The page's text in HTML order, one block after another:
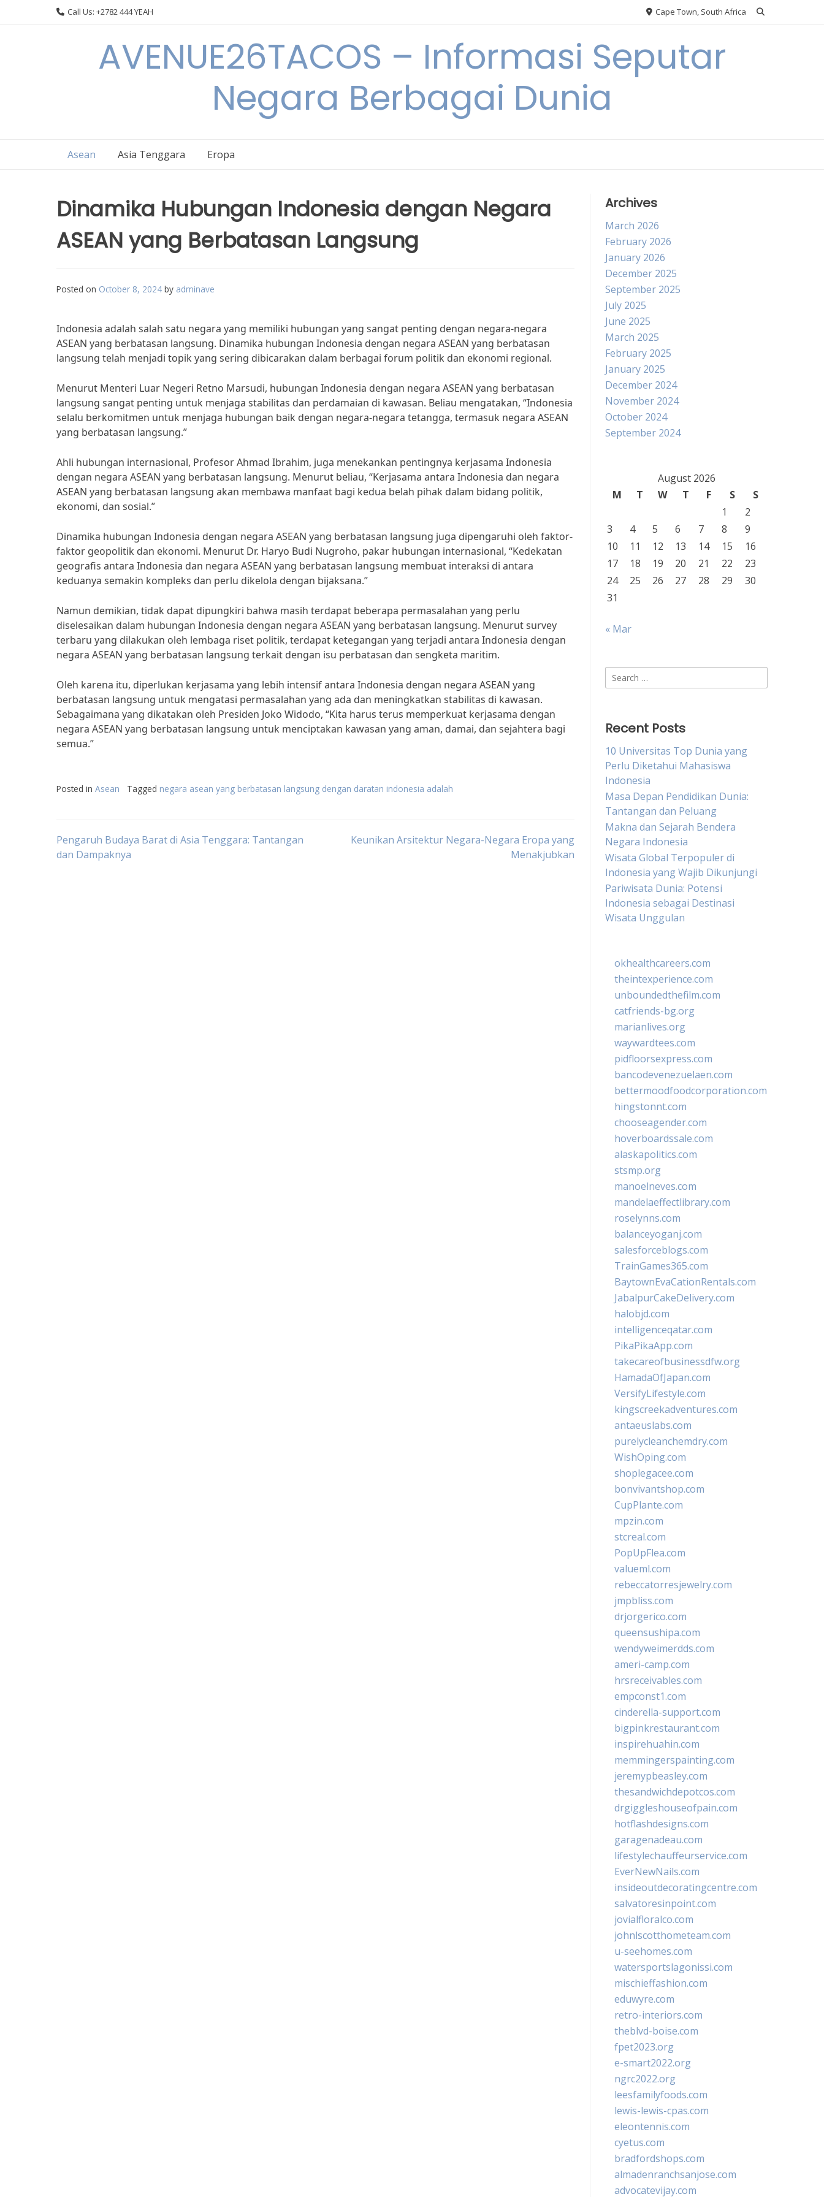
Call Us: +2782 444 YEAH Cape Town, South Africa
AVENUE26TACOS – Informasi Seputar
Negara Berbagai Dunia
Asean Asia Tenggara Eropa
Dinamika Hubungan Indonesia dengan Negara
ASEAN yang Berbatasan Langsung
Posted on October 8, 2024 by adminave
Indonesia adalah salah satu negara yang memiliki hubungan yang sangat penting dengan negara-negara
ASEAN yang berbatasan langsung. Dinamika hubungan Indonesia dengan negara ASEAN yang berbatasan
langsung telah menjadi topik yang sering dibicarakan dalam berbagai forum politik dan ekonomi regional.
Menurut Menteri Luar Negeri Retno Marsudi, hubungan Indonesia dengan negara ASEAN yang berbatasan
langsung sangat penting untuk menjaga stabilitas dan perdamaian di kawasan. Beliau mengatakan, “Indonesia
selalu berkomitmen untuk menjaga hubungan baik dengan negara-negara tetangga, termasuk negara ASEAN
yang berbatasan langsung.”
Ahli hubungan internasional, Profesor Ahmad Ibrahim, juga menekankan pentingnya kerjasama Indonesia
dengan negara ASEAN yang berbatasan langsung. Menurut beliau, “Kerjasama antara Indonesia dan negara
ASEAN yang berbatasan langsung akan membawa manfaat bagi kedua belah pihak dalam bidang politik,
ekonomi, dan sosial.”
Dinamika hubungan Indonesia dengan negara ASEAN yang berbatasan langsung juga dipengaruhi oleh faktor-
faktor geopolitik dan ekonomi. Menurut Dr. Haryo Budi Nugroho, pakar hubungan internasional, “Kedekatan
geografis antara Indonesia dan negara ASEAN yang berbatasan langsung membuat interaksi di antara
keduanya semakin kompleks dan perlu dikelola dengan bijaksana.”
Namun demikian, tidak dapat dipungkiri bahwa masih terdapat beberapa permasalahan yang perlu
diselesaikan dalam hubungan Indonesia dengan negara ASEAN yang berbatasan langsung. Menurut survey
terbaru yang dilakukan oleh lembaga riset politik, terdapat ketegangan yang terjadi antara Indonesia dengan
negara ASEAN yang berbatasan langsung terkait dengan isu perbatasan dan sengketa maritim.
Oleh karena itu, diperlukan kerjasama yang lebih intensif antara Indonesia dengan negara ASEAN yang
berbatasan langsung untuk mengatasi permasalahan yang ada dan meningkatkan stabilitas di kawasan.
Sebagaimana yang dikatakan oleh Presiden Joko Widodo, “Kita harus terus memperkuat kerjasama dengan
negara ASEAN yang berbatasan langsung untuk menciptakan kawasan yang aman, damai, dan sejahtera bagi
semua.”
Posted in Asean Tagged negara asean yang berbatasan langsung dengan daratan indonesia adalah
Post
Pengaruh Budaya Barat di Asia Tenggara: Tantangan
dan Dampaknya
Keunikan Arsitektur Negara-Negara Eropa yang
Menakjubkan
Archives
March 2026
February 2026
January 2026
December 2025
September 2025
July 2025
June 2025
March 2025
February 2025
January 2025
December 2024
November 2024
October 2024
September 2024
August 2026
M
T W T F S
S
1
2
3
4 5 6 7 8
9
10
11 12 13 14 15
16
17
18 19 20 21 22
23
24
25 26 27 28 29
30
31
« Mar
Search
for:
Recent Posts
10 Universitas Top Dunia yang
Perlu Diketahui Mahasiswa
Indonesia
Masa Depan Pendidikan Dunia:
Tantangan dan Peluang
Makna dan Sejarah Bendera
Negara Indonesia
Wisata Global Terpopuler di
Indonesia yang Wajib Dikunjungi
Pariwisata Dunia: Potensi
Indonesia sebagai Destinasi
Wisata Unggulan
okhealthcareers.com
theintexperience.com
unboundedthefilm.com
catfriends-bg.org
marianlives.org
waywardtees.com
pidfloorsexpress.com
bancodevenezuelaen.com
bettermoodfoodcorporation.com
hingstonnt.com
chooseagender.com
hoverboardssale.com
alaskapolitics.com
stsmp.org
manoelneves.com
mandelaeffectlibrary.com
roselynns.com
balanceyoganj.com
salesforceblogs.com
TrainGames365.com
BaytownEvaCationRentals.com
JabalpurCakeDelivery.com
halobjd.com
intelligenceqatar.com
PikaPikaApp.com
takecareofbusinessdfw.org
HamadaOfJapan.com
VersifyLifestyle.com
kingscreekadventures.com
antaeuslabs.com
purelycleanchemdry.com
WishOping.com
shoplegacee.com
bonvivantshop.com
CupPlante.com
mpzin.com
stcreal.com
PopUpFlea.com
valueml.com
rebeccatorresjewelry.com
jmpbliss.com
drjorgerico.com
queensushipa.com
wendyweimerdds.com
ameri-camp.com
hrsreceivables.com
empconst1.com
cinderella-support.com
bigpinkrestaurant.com
inspirehuahin.com
memmingerspainting.com
jeremypbeasley.com
thesandwichdepotcos.com
drgiggleshouseofpain.com
hotflashdesigns.com
garagenadeau.com
lifestylechauffeurservice.com
EverNewNails.com
insideoutdecoratingcentre.com
salvatoresinpoint.com
jovialfloralco.com
johnlscotthometeam.com
u-seehomes.com
watersportslagonissi.com
mischieffashion.com
eduwyre.com
retro-interiors.com
theblvd-boise.com
fpet2023.org
e-smart2022.org
ngrc2022.org
leesfamilyfoods.com
lewis-lewis-cpas.com
eleontennis.com
cyetus.com
bradfordshops.com
almadenranchsanjose.com
advocatevijay.com